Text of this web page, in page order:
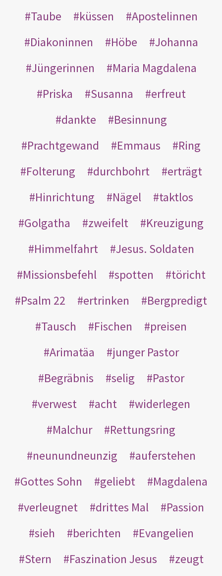
Taube
küssen
Apostelinnen
Diakoninnen
Höbe
Johanna
Jüngerinnen
Maria Magdalena
Priska
Susanna
erfreut
dankte
Besinnung
Prachtgewand
Emmaus
Ring
Folterung
durchbohrt
erträgt
Hinrichtung
Nägel
taktlos
Golgatha
zweifelt
Kreuzigung
Himmelfahrt
Jesus. Soldaten
Missionsbefehl
spotten
töricht
Psalm 22
ertrinken
Bergpredigt
Tausch
Fischen
preisen
Arimatäa
junger Pastor
Begräbnis
selig
Pastor
verwest
acht
widerlegen
Malchur
Rettungsring
neunundneunzig
auferstehen
Gottes Sohn
geliebt
Magdalena
verleugnet
drittes Mal
Passion
sieh
berichten
Evangelien
Stern
Faszination Jesus
zeugt